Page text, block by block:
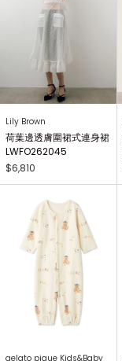
Lily Brown
荷葉邊透膚圍裙式連身裙
LWFO262045
$6,810
gelato pique Kids&Baby